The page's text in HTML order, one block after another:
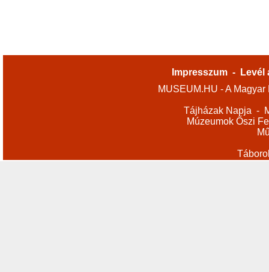
Impresszum -
Levél
MUSEUM.HU - A
Tájházak Napja -
Múzeumok Őszi